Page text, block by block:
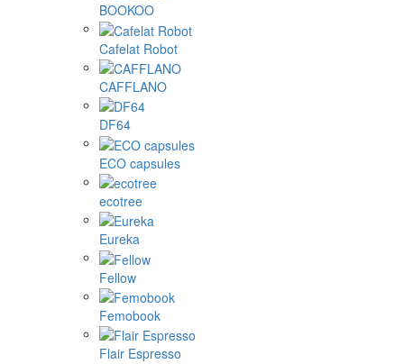
BOOKOO
Cafelat Robot
CAFFLANO
DF64
ECO capsules
ecotree
Eureka
Fellow
Femobook
Flair Espresso